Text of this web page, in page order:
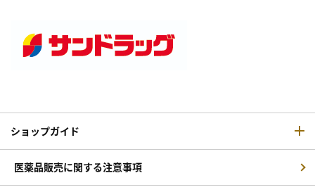
ショップガイド
医薬品販売に関する注意事項